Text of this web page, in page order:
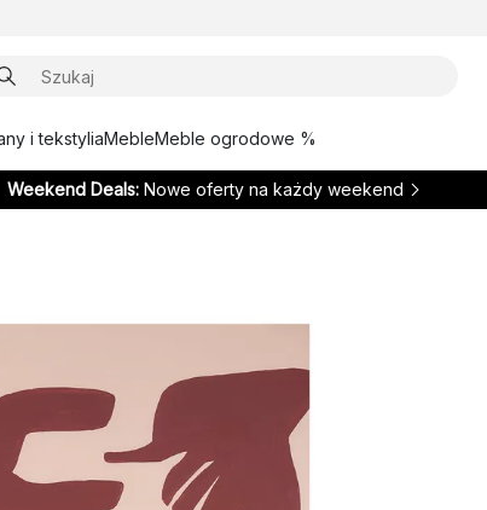
i tekstyliaMebleMeble ogrodowe %
Weekend Deals: Nowe oferty na każdy weekend